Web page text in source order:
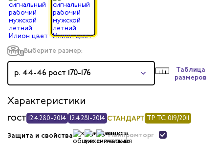
Выберите размер:
р. 44-46 рост 170-176
Таблица
размеров
Характеристики
ГОСТ 12.4.280-2014 12.4.281-2014 СТАНДАРТ ТР ТС 019/2011
Защита и свойства Минпромторг